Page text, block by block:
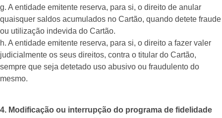
g. A entidade emitente reserva, para si, o direito de anular
quaisquer saldos acumulados no Cartão, quando detete fraude
ou utilização indevida do Cartão.
h. A entidade emitente reserva, para si, o direito a fazer valer
judicialmente os seus direitos, contra o titular do Cartão,
sempre que seja detetado uso abusivo ou fraudulento do
mesmo.
4. Modificação ou interrupção do programa de fidelidade